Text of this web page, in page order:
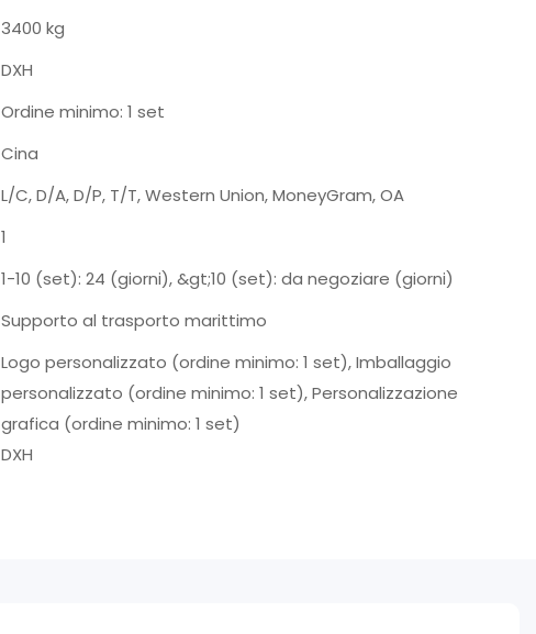
3400 kg
DXH
Ordine minimo: 1 set
Cina
L/C, D/A, D/P, T/T, Western Union, MoneyGram, OA
1
1-10 (set): 24 (giorni), &gt;10 (set): da negoziare (giorni)
Supporto al trasporto marittimo
Logo personalizzato (ordine minimo: 1 set), Imballaggio
personalizzato (ordine minimo: 1 set), Personalizzazione
grafica (ordine minimo: 1 set)
DXH